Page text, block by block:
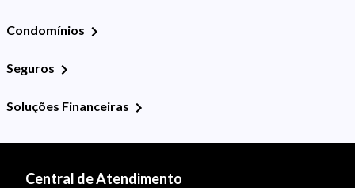
Condomínios
Seguros
Soluções Financeiras
Central de Atendimento